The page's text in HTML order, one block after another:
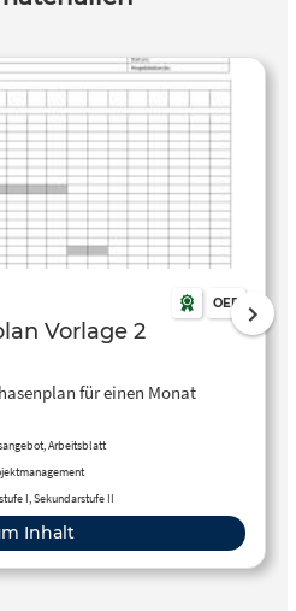
OER
Vorlage 2
für einen Monat
Arbeitsblatt
I, Sekundarstufe II
Inhalt